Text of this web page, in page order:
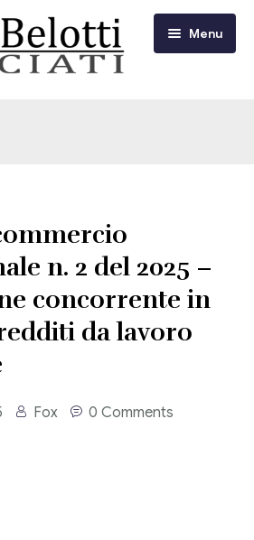
Menu
e Fiscali
n. 2 del 2025 –
concorrente in
da lavoro
Fox 0 Comments